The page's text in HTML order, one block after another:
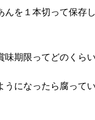
んを１本切って保存
味期限ってどのくら
うになったら腐って